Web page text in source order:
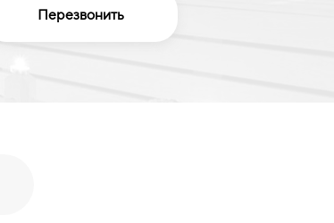
Перезвонить